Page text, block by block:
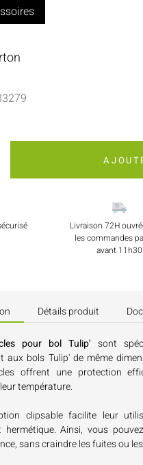
Pâtisserie
Livraison 72H
les commandes
avant 11h30
Détails produit
pour bol Tulip' sont
aux bols Tulip' de même
offrent une protection
température.
clipsable facilite leur
hermétique. Ainsi, vous
sans craindre les fuites ou